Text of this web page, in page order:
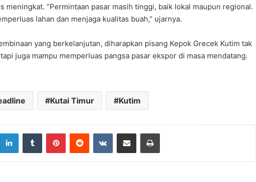
meningkat. “Permintaan pasar masih tinggi, baik lokal maupun regional.
lahan dan menjaga kualitas buah,” ujarnya.
yang berkelanjutan, diharapkan pisang Kepok Grecek Kutim tak
juga mampu memperluas pangsa pasar ekspor di masa mendatang.
Kutai Timur Kutim
LinkedInTumblr PinterestReddit VKontakteShare via Email Print